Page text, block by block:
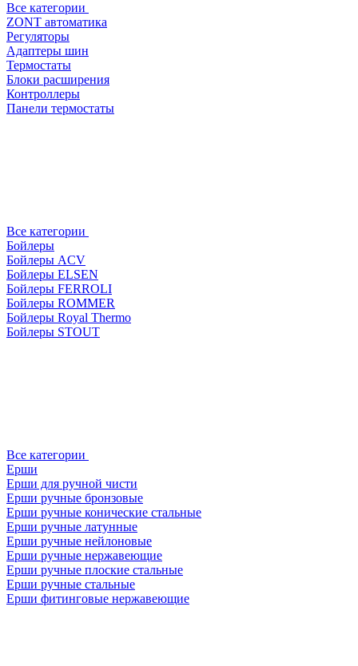
Все категории
ZONT автоматика
Регуляторы
Адаптеры шин
Термостаты
Блоки расширения
Контроллеры
Панели термостаты
Все категории
Бойлеры
Бойлеры ACV
Бойлеры ELSEN
Бойлеры FERROLI
Бойлеры ROMMER
Бойлеры Royal Thermo
Бойлеры STOUT
Все категории
Ерши
Ерши для ручной чисти
Ерши ручные бронзовые
Ерши ручные конические стальные
Ерши ручные латунные
Ерши ручные нейлоновые
Ерши ручные нержавеющие
Ерши ручные плоские стальные
Ерши ручные стальные
Ерши фитинговые нержавеющие